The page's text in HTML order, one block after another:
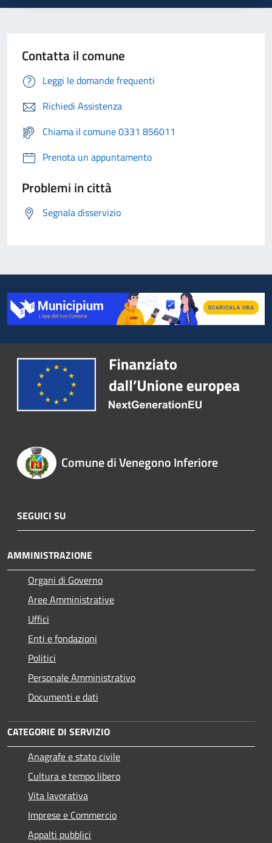
Contatta il comune
Leggi le domande frequenti
Richiedi Assistenza
Chiama il comune 0331 856011
Prenota un appuntamento
Problemi in città
Segnala disservizio
Comune di Venegono Inferiore
SEGUICI SU
AMMINISTRAZIONE
Organi di Governo
Aree Amministrative
Uffici
Enti e fondazioni
Politici
Personale Amministrativo
Documenti e dati
CATEGORIE DI SERVIZIO
Anagrafe e stato civile
Cultura e tempo libero
Vita lavorativa
Imprese e Commercio
Appalti pubblici